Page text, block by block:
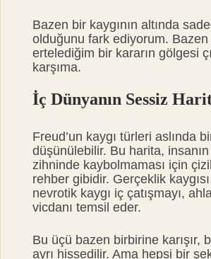
Bazen bir kaygının altında
olduğunu fark ediyorum. Bazen
ertelediğim bir kararın gölgesi
karşıma.
İç Dünyanın Sessiz
Freud’un kaygı türleri aslında
düşünülebilir. Bu harita,
zihninde kaybolmaması için
rehber gibidir. Gerçeklik kaygısı
nevrotik kaygı iç çatışmayı,
vicdanı temsil eder.
Bu üçü bazen birbirine karışır,
ayrı hissedilir. Ama hepsi bir